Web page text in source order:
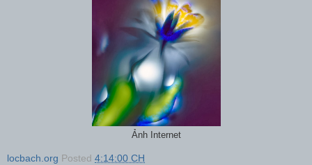
Ảnh Internet
locbach.org Posted 4:14:00 CH